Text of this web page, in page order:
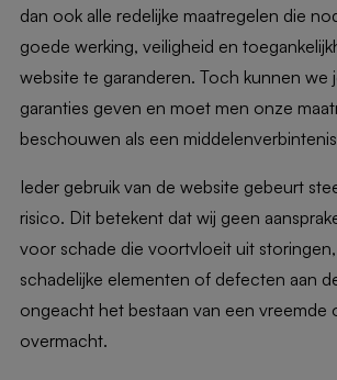
dan ook alle redelijke maatregelen die
goede werking, veiligheid en
website te garanderen. Toch kunnen we
garanties geven en moet men onze
beschouwen als een
Ieder gebruik van de website gebeurt
risico. Dit betekent dat wij geen
voor schade die voortvloeit uit
schadelijke elementen of defecten aan
ongeacht het bestaan van een vreemde
overmacht.